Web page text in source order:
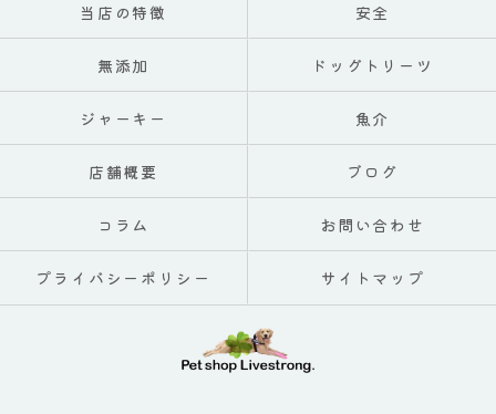
当店の特徴 安全
無添加 ドッグトリーツ
ジャーキー 魚介
店舗概要 ブログ
コラム お問い合わせ
プライバシーポリシー サイトマップ